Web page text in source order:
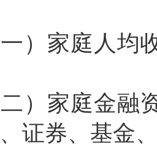
家庭人均
二）家庭金
证券、基金